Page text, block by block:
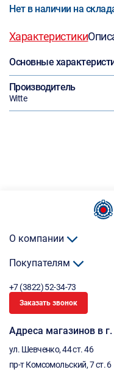
Нет в наличии на
Характеристики
Основные
Производитель
Witte
О компании
Покупателям
+7 (3822) 52-34-73
Заказать звонок
Адреса магазинов в
ул. Шевченко, 44 ст. 46
пр-т Комсомольский, 7 ст. 6